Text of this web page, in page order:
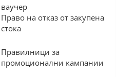
ваучер
Право на отказ от закупена
стока
Правилници за
промоционални кампании